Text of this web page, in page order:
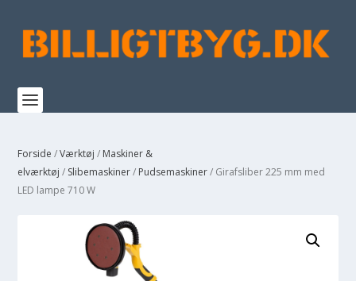
Forside /Værktøj / Maskiner &
elværktøj / Slibemaskiner/ Pudsemaskiner/ Girafsliber 225 mm med
LED lampe 710 W